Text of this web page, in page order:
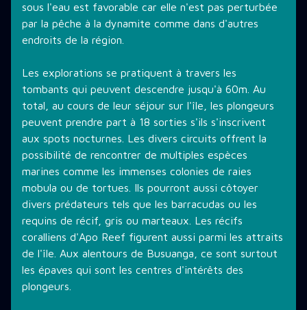
sous l'eau est favorable car elle n'est pas perturbée
par la pêche à la dynamite comme dans d'autres
endroits de la région.
Les explorations se pratiquent à travers les
tombants qui peuvent descendre jusqu'à 60m. Au
total, au cours de leur séjour sur l'île, les plongeurs
peuvent prendre part à 18 sorties s'ils s'inscrivent
aux spots nocturnes. Les divers circuits offrent la
possibilité de rencontrer de multiples espèces
marines comme les immenses colonies de raies
mobula ou de tortues. Ils pourront aussi côtoyer
divers prédateurs tels que les barracudas ou les
requins de récif, gris ou marteaux. Les récifs
coralliens d'Apo Reef figurent aussi parmi les attraits
de l'île. Aux alentours de Busuanga, ce sont surtout
les épaves qui sont les centres d'intérêts des
plongeurs.